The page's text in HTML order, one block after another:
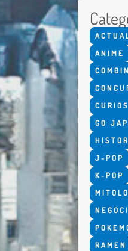
ANIME
GO
J-POP
K-POP
RAMEN